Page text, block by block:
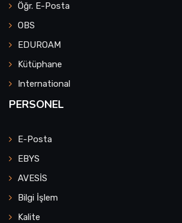
Öğr. E-Posta
OBS
EDUROAM
Kütüphane
International
PERSONEL
E-Posta
EBYS
AVESİS
Bilgi İşlem
Kalite